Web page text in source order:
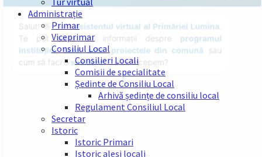
Administrație
Primar
Viceprimar
Consiliul Local
Consilieri Locali
Comisii de specialitate
Ședinte de Consiliu Local
Arhivă ședințe de consiliu local
Regulament Consiliul Local
Secretar
Istoric
Istoric Primari
Istoric aleși locali